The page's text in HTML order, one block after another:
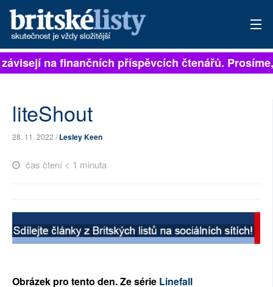
PŘIHLÁSIT
ARCHIV
AUTOŘI
na finančních příspěvcích čtenářů.
liteShout
28. 11. 2022 /Lesley Keen
čas čtení < 1 minuta
Obrázek pro tento den. Ze série Linefall